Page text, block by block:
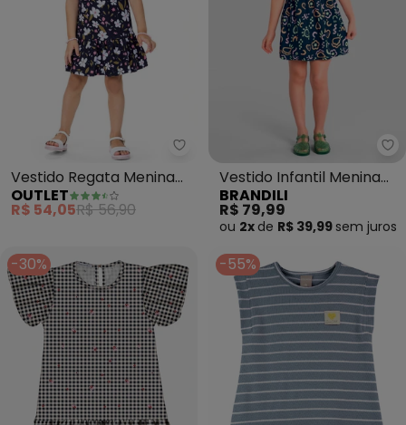
Outlet - Vestido Regata
Vestido Regata Menina
(Azul)
OUTLET
R$ 54,05R$ 56,90
Vestido Infantil Menina
em Meia Malha (Azul)
BRANDILI
R$ 79,99
ou 2x de R$ 39,99 sem juros
-30% -55%